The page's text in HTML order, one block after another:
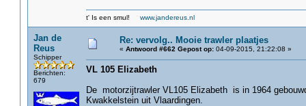
t' Is een smul! www.jandereus.nl
Jan de
Reus
Schipper
Berichten:
679
Re: vervolg.. Mooie trawler plaatjes
« Antwoord #662 Gepost op:04-09-2015, 21:22:08 »
VL 105 Elizabeth
De motorzijtrawler VL105 Elizabeth is in 1964
Kwakkelstein uit Vlaardingen.